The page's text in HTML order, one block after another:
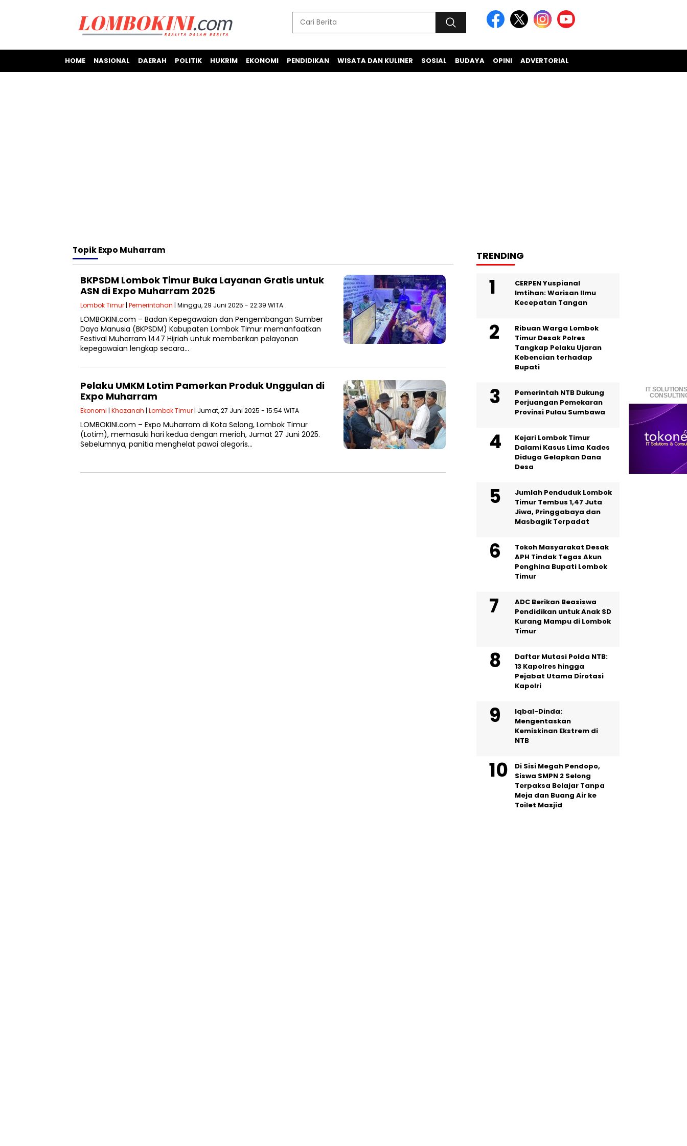
HOME NASIONAL DAERAH POLITIK HUKRIM EKONOMI PENDIDIKAN WISATA DAN KULINER SOSIAL BUDAYA OPINI ADVERTORIAL
IT
TopikExpo Muharram
BKPSDM Lombok Timur Buka Layanan Gratis untuk
ASN di Expo Muharram 2025
Lombok Timur | Pemerintahan | Minggu, 29 Juni 2025 - 22:39 WITA
LOMBOKINI.com – Badan Kepegawaian dan Pengembangan Sumber
Daya Manusia (BKPSDM) Kabupaten Lombok Timur memanfaatkan
Festival Muharram 1447 Hijriah untuk memberikan pelayanan
kepegawaian lengkap secara…
Pelaku UMKM Lotim Pamerkan Produk Unggulan di
Expo Muharram
Ekonomi | Khazanah | Lombok Timur | Jumat, 27 Juni 2025 - 15:54 WITA
LOMBOKINI.com – Expo Muharram di Kota Selong, Lombok Timur
(Lotim), memasuki hari kedua dengan meriah, Jumat 27 Juni 2025.
Sebelumnya, panitia menghelat pawai alegoris…
TRENDING
CERPEN Yuspianal
Imtihan: Warisan Ilmu
Kecepatan Tangan
Ribuan Warga Lombok
Timur Desak Polres
Tangkap Pelaku Ujaran
Kebencian terhadap
Bupati
Pemerintah NTB Dukung
Perjuangan Pemekaran
Provinsi Pulau Sumbawa
Kejari Lombok Timur
Dalami Kasus Lima Kades
Diduga Gelapkan Dana
Desa
Jumlah Penduduk Lombok
Timur Tembus 1,47 Juta
Jiwa, Pringgabaya dan
Masbagik Terpadat
Tokoh Masyarakat Desak
APH Tindak Tegas Akun
Penghina Bupati Lombok
Timur
ADC Berikan Beasiswa
Pendidikan untuk Anak SD
Kurang Mampu di Lombok
Timur
Daftar Mutasi Polda NTB:
13 Kapolres hingga
Pejabat Utama Dirotasi
Kapolri
Iqbal-Dinda:
Mengentaskan
Kemiskinan Ekstrem di
NTB
Di Sisi Megah Pendopo,
Siswa SMPN 2 Selong
Terpaksa Belajar Tanpa
Meja dan Buang Air ke
Toilet Masjid